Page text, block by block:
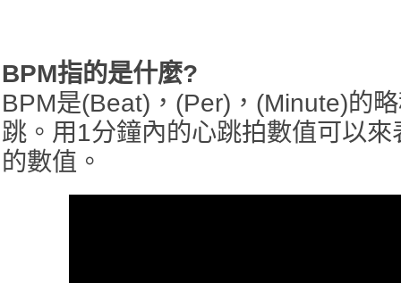
BPM指的是什麼?
BPM是(Beat)，(Per)，(Minute)的
跳。用1分鐘內的心跳拍數值可以
的數值。